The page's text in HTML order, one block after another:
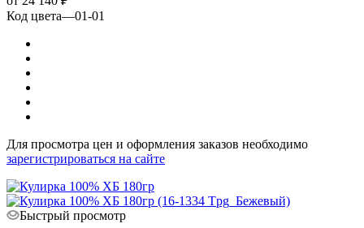
Код цвета—01-01
Для просмотра цен и оформления заказов необходимо
зарегистрироваться на сайте
Быстрый просмотр